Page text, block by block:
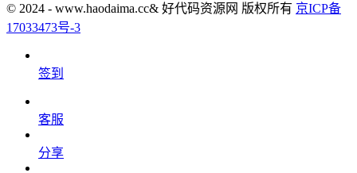
© 2024 - www.haodaima.cc& 好代码资源网 版权所有 京ICP备
17033473号-3
签到
客服
分享